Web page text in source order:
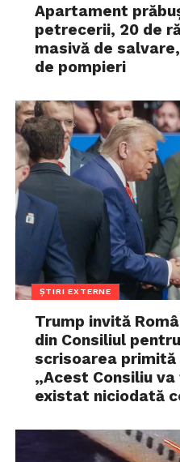
Apartament
petrecerii, 20 de
masivă de
de pompieri
ȘTIRI EXTERNE
Trump invită
din Consiliul
scrisoarea primită
„Acest Consiliu
existat niciodată